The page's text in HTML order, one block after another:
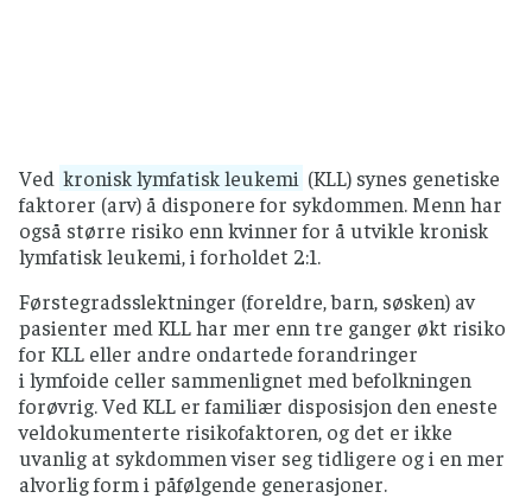
Ved kronisk lymfatisk leukemi (KLL) synes genetiske
faktorer (arv) å disponere for sykdommen. Menn har
også større risiko enn kvinner for å utvikle kronisk
lymfatisk leukemi, i forholdet 2:1.
Førstegradsslektninger (foreldre, barn, søsken) av
pasienter med KLL har mer enn tre ganger økt risiko
for KLL eller andre ondartede forandringer
i lymfoide celler sammenlignet med befolkningen
forøvrig. Ved KLL er familiær disposisjon den eneste
veldokumenterte risikofaktoren, og det er ikke
uvanlig at sykdommen viser seg tidligere og i en mer
alvorlig form i påfølgende generasjoner.